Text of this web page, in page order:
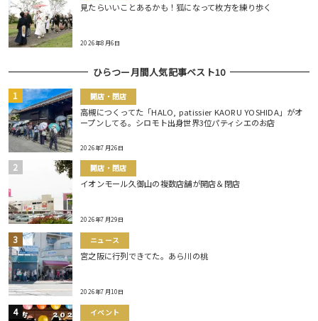
見たらいいことあるかも！狐になって枚方を練り歩く
2026年8月6日
ひらつー月間人気記事ベスト10
開店・閉店
高槻につくってた「HALO, patissier KAORU YOSHIDA」がオ
ープンしてる。シロモト出身世界3位パティシエのお店
2026年7月26日
開店・閉店
イオンモール久御山の複数店舗が開店＆閉店
2026年7月29日
ニュース
宮之阪に行列できてた。あら川の桃
2026年7月10日
イベント